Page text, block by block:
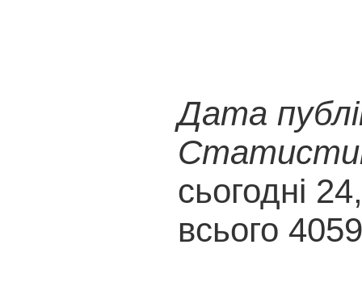
Дата
сьогодні
всього